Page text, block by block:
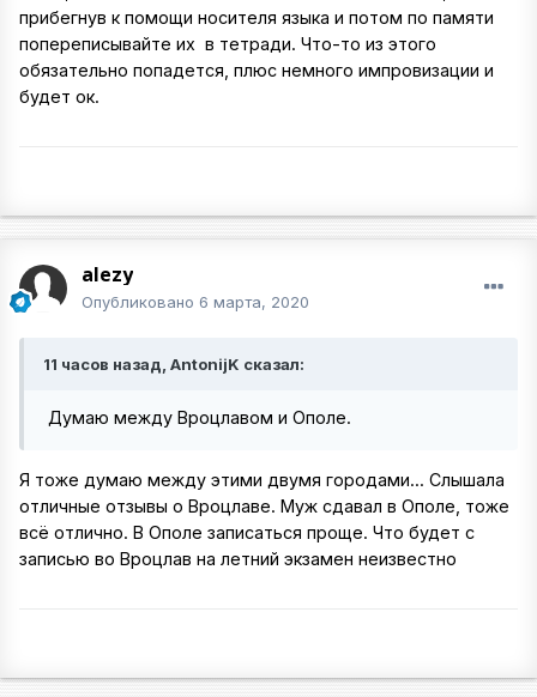
прибегнув к помощи носителя языка и потом по памяти
попереписывайте их в тетради. Что-то из этого
обязательно попадется, плюс немного импровизации и
будет ок.
alezy
Опубликовано 6 марта, 2020
11 часов назад, AntonijK сказал:
Думаю между Вроцлавом и Ополе.
Я тоже думаю между этими двумя городами... Слышала
отличные отзывы о Вроцлаве. Муж сдавал в Ополе, тоже
всё отлично. В Ополе записаться проще. Что будет с
записью во Вроцлав на летний экзамен неизвестно